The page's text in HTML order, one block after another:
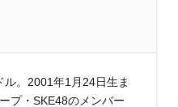
。2001年1月24日生ま
プ・SKE48のメンバー